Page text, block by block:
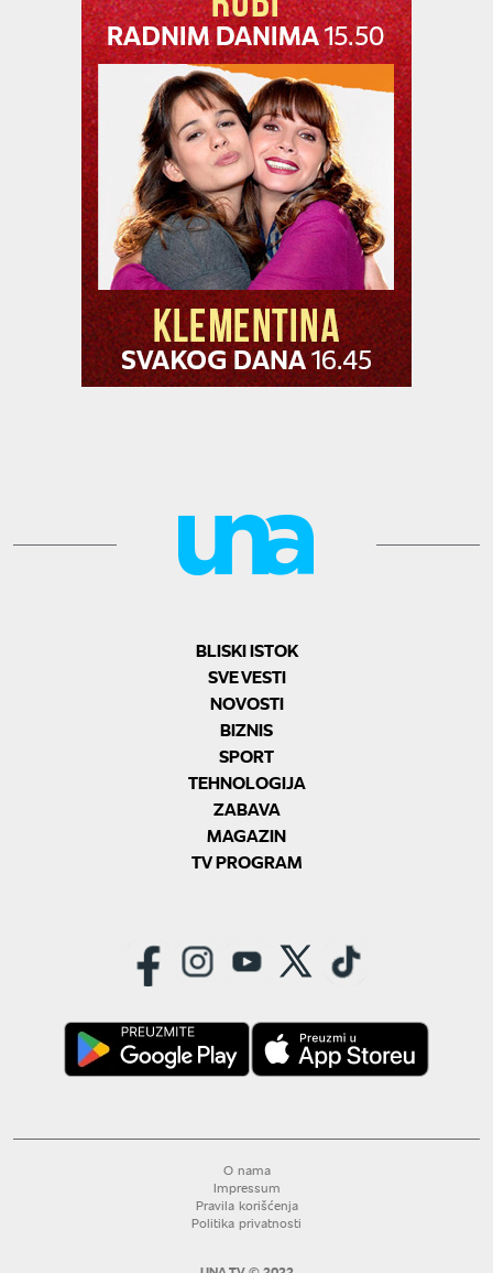
BLISKI ISTOK
SVE VESTI
NOVOSTI
BIZNIS
SPORT
TEHNOLOGIJA
ZABAVA
MAGAZIN
TV PROGRAM
O nama
Impressum
Pravila korišćenja
Politika privatnosti